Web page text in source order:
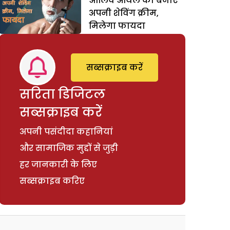
अपनी शेविंग क्रीम,
मिलेगा फायदा
सरिता डिजिटल
सब्सक्राइब करें
अपनी पसंदीदा कहानियां
और सामाजिक मुद्दों से जुड़ी
हर जानकारी के लिए
सब्सक्राइब करिए
सब्सक्राइब करें